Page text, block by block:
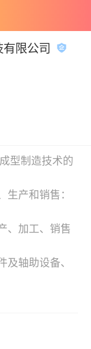
限公司
型制造技术的
生产和销售：
、加工、销售
及轴助设备、